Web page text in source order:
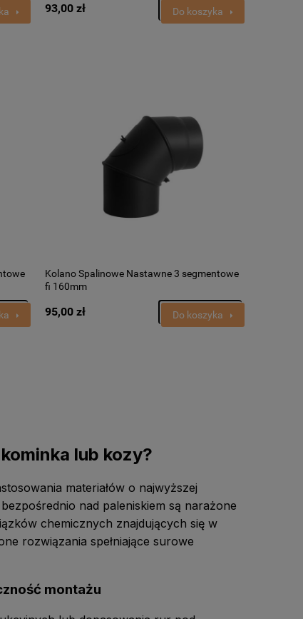
93,00 zł Do koszyka
Kolano Spalinowe Nastawne 3 segmentowe
fi 160mm
95,00 zł Do koszyka
lub kozy?
materiałów o najwyższej
nad paleniskiem są narażone
chemicznych znajdujących się w
rozwiązania spełniające surowe
montażu